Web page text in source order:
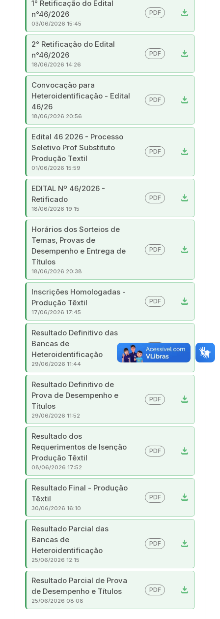
1° Retificação do Edital
n°46/2026
download
PDF
03/06/2026 15:45
2° Retificação do Edital
n°46/2026
download
PDF
18/06/2026 14:26
Convocação para
Heteroidentificação - Edital
46/26
download
PDF
18/06/2026 20:56
Edital 46 2026 - Processo
Seletivo Prof Substituto
Produção Textil
download
PDF
01/06/2026 15:59
EDITAL Nº 46/2026 -
Retificado
download
PDF
18/06/2026 19:15
Horários dos Sorteios de
Temas, Provas de
Desempenho e Entrega de
Títulos
download
PDF
18/06/2026 20:38
Inscrições Homologadas -
Produção Têxtil
download
PDF
17/06/2026 17:45
Resultado Definitivo das
Bancas de
Heteroidentificação
download
PDF
29/06/2026 11:44
Resultado Definitivo de
Prova de Desempenho e
Títulos
download
PDF
29/06/2026 11:52
Resultado dos
Requerimentos de Isenção
Produção Têxtil
download
PDF
08/06/2026 17:52
Resultado Final - Produção
Têxtil
download
PDF
30/06/2026 16:10
Resultado Parcial das
Bancas de
Heteroidentificação
download
PDF
25/06/2026 12:15
Resultado Parcial de Prova
de Desempenho e Títulos
download
PDF
25/06/2026 08:08